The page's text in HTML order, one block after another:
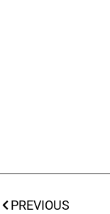
PREVIOUS